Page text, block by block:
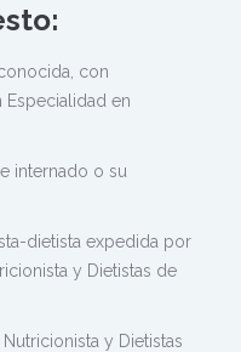
con
Especialidad en
internado o su
dietista expedida por
y Dietistas de
y Dietistas